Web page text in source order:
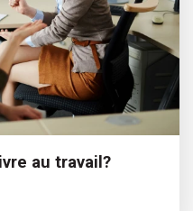
au travail?